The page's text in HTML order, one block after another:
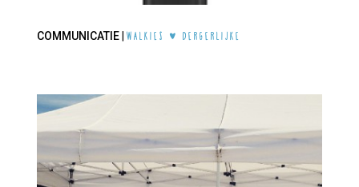
COMMUNICATIE| Walkies & dergerlijke